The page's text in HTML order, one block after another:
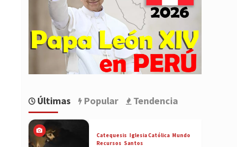
Últimas Popular Tendencia
Catequesis Iglesia Católica Mundo
Recursos Santos